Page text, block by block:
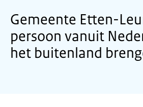
Gemeente Etten-
persoon vanuit
het buitenland